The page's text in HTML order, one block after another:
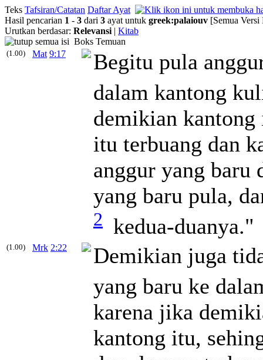
Teks Tafsiran/Catatan Daftar Ayat
Hasil pencarian 1 - 3 dari 3 ayat untuk greek:palaiouv [Semua Versi
Urutkan berdasar: Relevansi | Kitab
Boks Temuan
(1.00) Mat 9:17
Begitu pula
dalam kantong
demikian kantong
itu terbuang dan
anggur yang baru
yang baru pula,
2 kedua-duanya."
(1.00) Mrk 2:22
Demikian juga
yang baru ke
karena jika
kantong itu,